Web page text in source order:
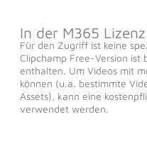
In der M365
Für den Zugriff ist keine
Clipchamp Free-Version ist
enthalten. Um Videos mit
können (u.a. bestimmte
Assets), kann eine
verwendet werden.